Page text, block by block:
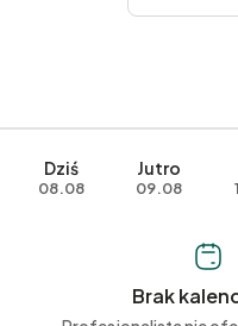
Dziś
08.08
Jutro
09.08
Brak